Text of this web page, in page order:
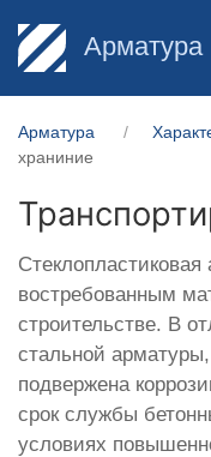
Арматура
Арматура
храниние
востребованным
строительстве. В
стальной
подвержена
срок службы
условиях